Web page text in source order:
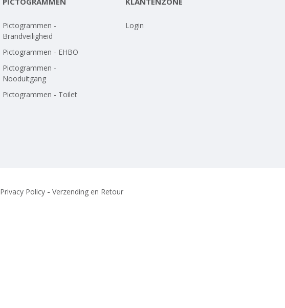
Pictogrammen -
Brandveiligheid
Pictogrammen - EHBO
Pictogrammen -
Nooduitgang
Pictogrammen - Toilet
Login
Privacy Policy- Verzending en Retour